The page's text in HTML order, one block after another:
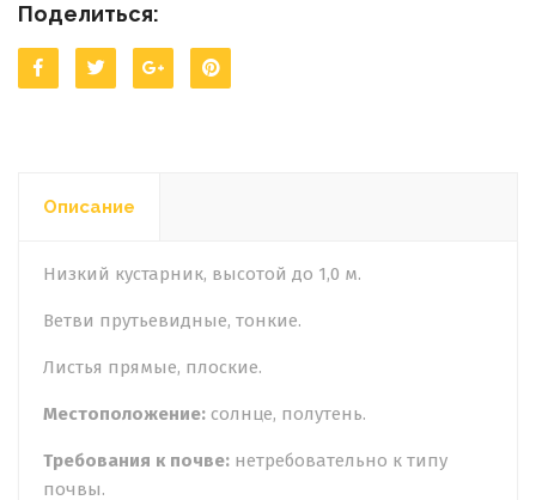
Поделиться:
Описание
Низкий кустарник, высотой до 1,0 м.
Ветви прутьевидные, тонкие.
Листья прямые, плоские.
Местоположение: солнце, полутень.
Требования к почве: нетребовательно к типу
почвы.